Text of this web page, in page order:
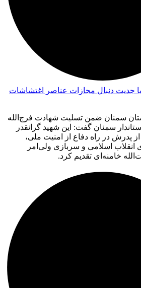
جدیت دنبال مجازات عناصر اغتشاشات